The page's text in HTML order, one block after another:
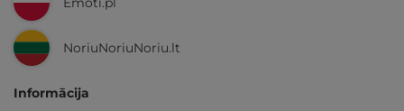
NoriuNoriuNoriu.lt
Informācija